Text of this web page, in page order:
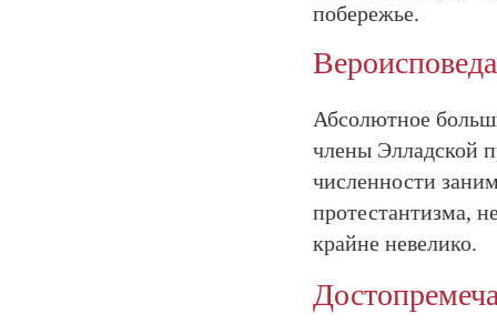
побережье.
Абсолютное
члены Элладской
численности
протестантизма,
крайне невелико.